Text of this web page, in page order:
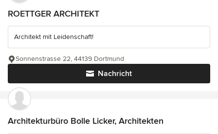
ROETTGER ARCHITEKT
Architekt mit Leidenschaft!
Nachricht
Sonnenstrasse 22, 44139 Dortmund
Architekturbüro Bolle Licker, Architekten